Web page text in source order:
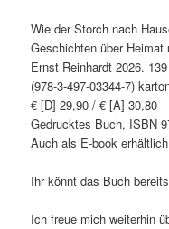
Wie der Storch nach
Geschichten über Heimat
Ernst Reinhardt 2026.
(978-3-497-03344-7)
€ [D] 29,90 / € [A] 30,80
Gedrucktes Buch, ISBN
Auch als E-book
Ihr könnt das Buch
Ich freue mich weiterhin